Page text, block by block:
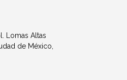
Lomas Altas
de México,